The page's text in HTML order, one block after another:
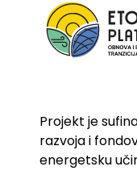
Projekt je
razvoja i
energetsku